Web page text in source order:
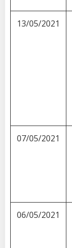
13/05/2021
07/05/2021
06/05/2021